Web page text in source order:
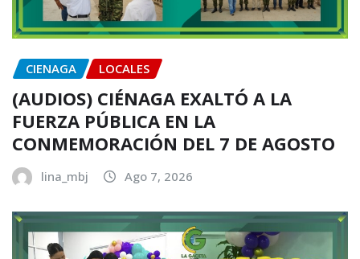
CIENAGA LOCALES
(AUDIOS) CIÉNAGA EXALTÓ A LA
FUERZA PÚBLICA EN LA
CONMEMORACIÓN DEL 7 DE AGOSTO
lina_mbj Ago 7, 2026